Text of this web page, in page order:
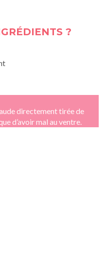
?
directement tirée de
d’avoir mal au ventre.